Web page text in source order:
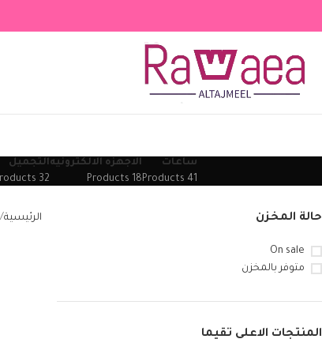
ساعات
41 Products
الاجهزه الالكترونيه
18 Products
التجميل
32 Products
حالة المخزن
On sale
متوفر بالمخزن
المنتجات الاعلى تقيما
الرئيسية